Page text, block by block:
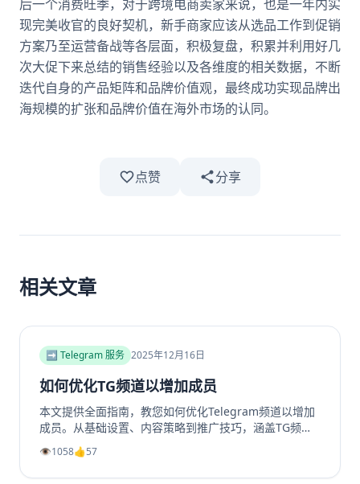
后一个消费旺季，对于跨境电商卖家来说，也是一年内实
现完美收官的良好契机，新手商家应该从选品工作到促销
方案乃至运营备战等各层面，积极复盘，积累并利用好几
次大促下来总结的销售经验以及各维度的相关数据，不断
迭代自身的产品矩阵和品牌价值观，最终成功实现品牌出
海规模的扩张和品牌价值在海外市场的认同。
点赞 分享
相关文章
➡️ Telegram 服务 2025年12月16日
如何优化TG频道以增加成员
本文提供全面指南，教您如何优化Telegram频道以增加
成员。从基础设置、内容策略到推广技巧，涵盖TG频道
定位、高质量帖子创建、内外推广方法及互动留存策略，
帮助提升频道影响力和成员增长。包括实用SEO建议和专
业工具推荐，如利用涨粉站Telegram增长服务提升频道
👁️1058👍57